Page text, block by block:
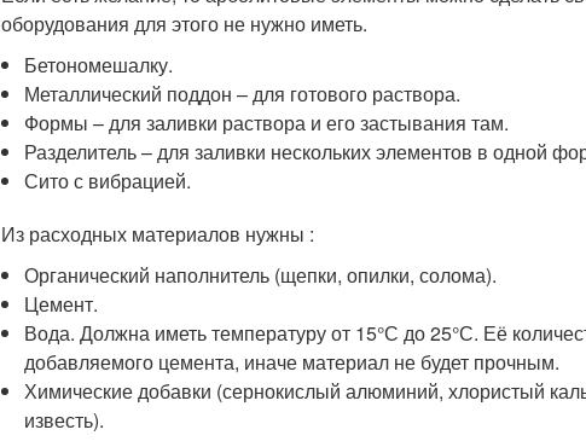
оборудования для этого не нужно иметь.
Бетономешалку.
Металлический поддон – для готового раствора.
Формы – для заливки раствора и его застывания там.
Разделитель – для заливки нескольких элементов в одной
Сито с вибрацией.
Из расходных материалов нужны :
Органический наполнитель (щепки, опилки, солома).
Цемент.
Вода. Должна иметь температуру от 15°С до 25°С. Её
добавляемого цемента, иначе материал не будет прочным.
Химические добавки (сернокислый алюминий, хлористый
известь).